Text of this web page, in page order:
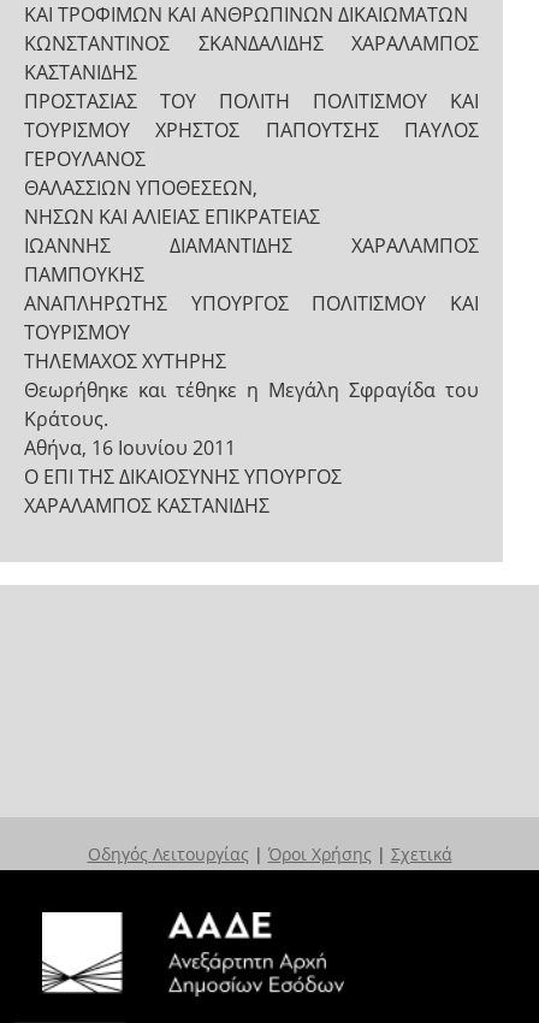
ΚΑΙ ΤΡΟΦΙΜΩΝ ΚΑΙ ΑΝΘΡΩΠΙΝΩΝ ΔΙΚΑΙΩΜΑΤΩΝ
ΚΩΝΣΤΑΝΤΙΝΟΣ ΣΚΑΝΔΑΛΙΔΗΣ ΧΑΡΑΛΑΜΠΟΣ
ΚΑΣΤΑΝΙΔΗΣ
ΠΡΟΣΤΑΣΙΑΣ ΤΟΥ ΠΟΛΙΤΗ ΠΟΛΙΤΙΣΜΟΥ ΚΑΙ
ΤΟΥΡΙΣΜΟΥ ΧΡΗΣΤΟΣ ΠΑΠΟΥΤΣΗΣ ΠΑΥΛΟΣ
ΓΕΡΟΥΛΑΝΟΣ
ΘΑΛΑΣΣΙΩΝ ΥΠΟΘΕΣΕΩΝ,
ΝΗΣΩΝ ΚΑΙ ΑΛΙΕΙΑΣ ΕΠΙΚΡΑΤΕΙΑΣ
ΙΩΑΝΝΗΣ ΔΙΑΜΑΝΤΙΔΗΣ ΧΑΡΑΛΑΜΠΟΣ
ΠΑΜΠΟΥΚΗΣ
ΑΝΑΠΛΗΡΩΤΗΣ ΥΠΟΥΡΓΟΣ ΠΟΛΙΤΙΣΜΟΥ ΚΑΙ
ΤΟΥΡΙΣΜΟΥ
ΤΗΛΕΜΑΧΟΣ ΧΥΤΗΡΗΣ
Θεωρήθηκε και τέθηκε η Μεγάλη Σφραγίδα του
Κράτους.
Αθήνα, 16 Ιουνίου 2011
Ο ΕΠΙ ΤΗΣ ΔΙΚΑΙΟΣΥΝΗΣ ΥΠΟΥΡΓΟΣ
ΧAΡΑΛΑΜΠΟΣ ΚΑΣΤΑΝΙΔΗΣ
Οδηγός Λειτουργίας | Όροι Χρήσης | Σχετικά